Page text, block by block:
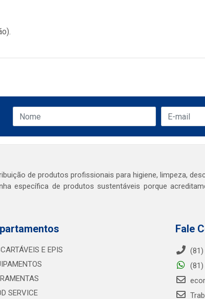
de produtos profissionais para higiene, limpeza,
específica de produtos sustentáveis porque
E EPIS
SERVICE
Fale
(81)